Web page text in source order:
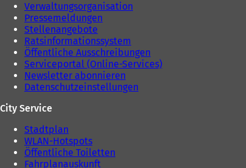
Verwaltungsorganisation
Pressemeldungen
Stellenangebote
Ratsinformationssystem
Öffentliche Ausschreibungen
Serviceportal (Online-Services)
Newsletter abonnieren
Datenschutzeinstellungen
City Service
Stadtplan
WLAN-Hotspots
Öffentliche Toiletten
Fahrplanauskunft